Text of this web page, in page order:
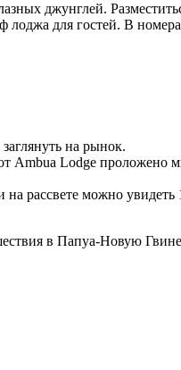
джунглей.
для гостей. В
на рынок.
Ambua Lodge проложено
рассвете можно
в Папуа-Новую